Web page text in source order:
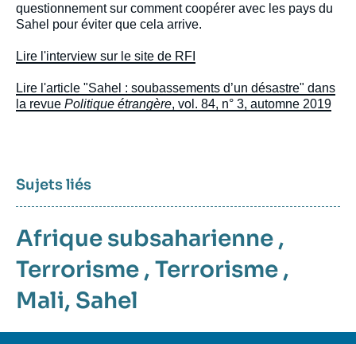
questionnement sur comment coopérer avec les pays du
Sahel pour éviter que cela arrive.
Lire l'interview sur le site de RFI
Lire l'article "Sahel : soubassements d’un désastre" dans
la revue Politique étrangère, vol. 84, n° 3, automne 2019
Sujets liés
Afrique subsaharienne ,
Terrorisme , Terrorisme ,
Mali, Sahel